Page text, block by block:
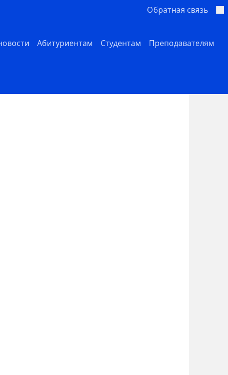
Обратная связь
Абитуриентам Студентам Преподавателям